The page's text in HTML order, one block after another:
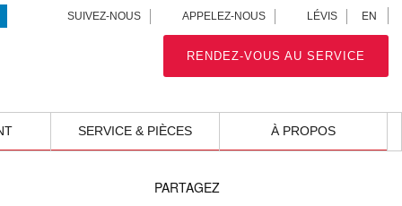
SUIVEZ-NOUS APPELEZ-NOUS LÉVIS EN
RENDEZ-VOUS AU SERVICE
SERVICE & PIÈCES À PROPOS
PARTAGEZ